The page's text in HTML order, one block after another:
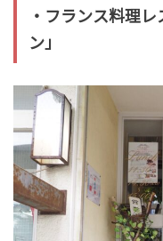
・フランス料理
ン」